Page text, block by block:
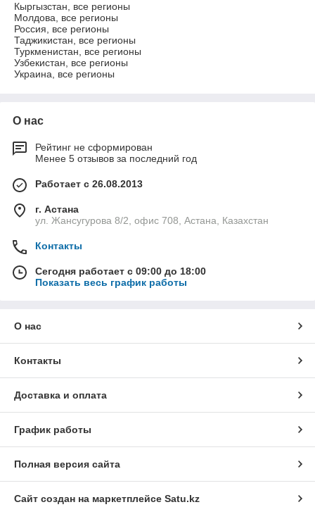
Кыргызстан, все регионы
Молдова, все регионы
Россия, все регионы
Таджикистан, все регионы
Туркменистан, все регионы
Узбекистан, все регионы
Украина, все регионы
О нас
Рейтинг не сформирован
Менее 5 отзывов за последний год
Работает с 26.08.2013
г. Астана
ул. Жансугурова 8/2, офис 708, Астана, Казахстан
Контакты
Сегодня работает с 09:00 до 18:00
Показать весь график работы
О нас
Контакты
Доставка и оплата
График работы
Полная версия сайта
Сайт создан на маркетплейсе Satu.kz